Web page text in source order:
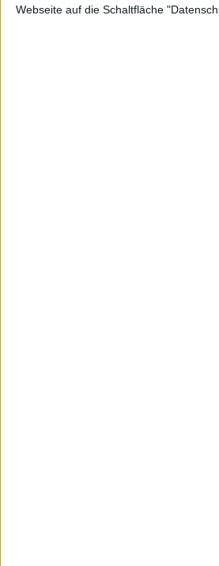
Webseite auf die Schaltfläche
Außerdem ist das Spiel gegen die